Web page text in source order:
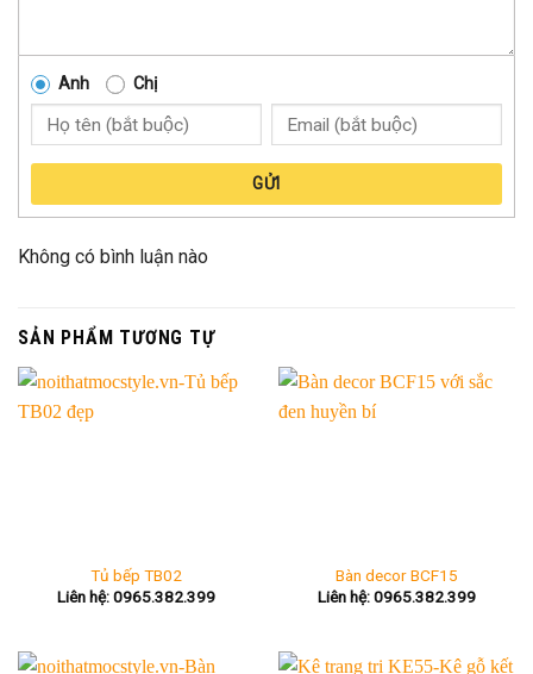
Anh Chị
GỬI
Không có bình luận nào
SẢN PHẨM TƯƠNG TỰ
Tủ bếp TB02
Liên hệ: 0965.382.399
Bàn decor BCF15
Liên hệ: 0965.382.399